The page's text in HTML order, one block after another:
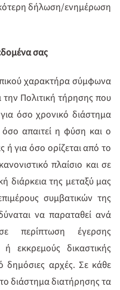
δήλωση/ενημέρωση
σας
χαρακτήρα σύμφωνα
την Πολιτική τήρησης που
όσο χρονικό διάστημα
απαιτεί η φύση και ο
ή για όσο ορίζεται από το
πλαίσιο και σε
διάρκεια της μεταξύ μας
συμβατικών της
να παραταθεί ανά
περίπτωση έγερσης
εκκρεμούς δικαστικής
δημόσιες αρχές. Σε κάθε
διάστημα διατήρησης τα